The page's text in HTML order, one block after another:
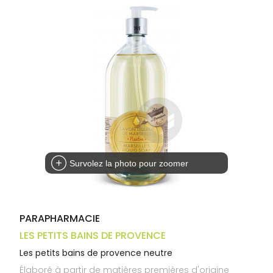
Survolez la photo pour zoomer
PARAPHARMACIE
LES PETITS BAINS DE PROVENCE
Les petits bains de provence neutre
Élaboré à partir de matières premières d'origine